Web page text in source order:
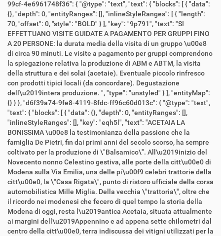
99cf-4e6961748f36": { "@type": "text", "text": { "blocks": [ { "data":
{}, "depth": 0, "entityRanges": [], "inlineStyleRanges": [ { "length":
70, "offset": 0, "style": "BOLD" } ], "key": "9p791", "text": "SI
EFFETTUANO VISITE GUIDATE A PAGAMENTO PER GRUPPI FINO
A 20 PERSONE: la durata media della visita di un gruppo \u00e8
di circa 90 minuti. Le visite a pagamento per gruppi comprendono
la spiegazione relativa la produzione di ABM e ABTM, la visita
della struttura e dei solai (acetaie). Eventuale piccolo rinfresco
con prodotti tipici locali (da concordare). Degustazione
dell\u2019intera produzione. ", "type": "unstyled" } ], "entityMap":
{} } }, "d6f39a74-9fe8-4119-8fdc-ff96c60d013c": { "@type": "text",
"text": { "blocks": [ { "data": {}, "depth": 0, "entityRanges": [],
"inlineStyleRanges": [], "key": "eqh5l", "text": "ACETAIA LA
BONISSIMA \u00e8 la testimonianza della passione che la
famiglia De Pietri, fin dai primi anni del secolo scorso, ha sempre
coltivato per la produzione di \"Balsamico\". All\u2019inizio del
Novecento nonno Celestino gestiva, alle porte della citt\u00e0 di
Modena sulla Via Emilia, una delle pi\u00f9 celebri trattorie della
citt\u00e0, la \"Casa Rigata\", punto di ristoro ufficiale della corsa
automobilistica Mille Miglia. Della vecchia \"trattoria\", oltre che
il ricordo nei modenesi che fecero di quel tempo la storia della
Modena di oggi, resta l\u2019antica Acetaia, situata attualmente
ai margini dell\u2019Appennino e ad appena sette chilometri dal
centro della citt\u00e0, terra indiscussa dei vitigni utilizzati per la